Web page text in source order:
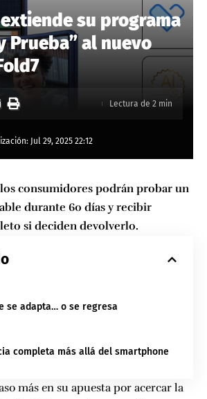
su programa
Prueba” al nuevo
Jul 29, 2025 22:12
Lectura de 2 min
consumidores podrán probar un
durante 60 días y recibir
si deciden devolverlo.
se adapta… o se regresa
completa más allá del smartphone
más en su apuesta por acercar la